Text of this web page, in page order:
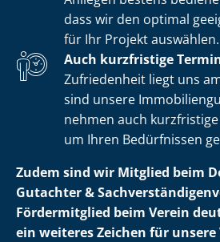
dass wir den optimal
für Ihr Projekt auswählen.
Auch kurzfristige
Zufriedenheit liegt uns
sind unsere
nehmen auch
um Ihren Bedürfnissen
Zudem sind wir Mitglied beim
Gutachter &
Fördermitglied beim Verein
ein weiteres Zeichen für